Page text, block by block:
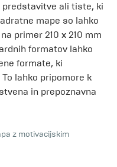
predstavitve ali tiste, ki
mape so lahko
primer 210 x 210 mm
formatov lahko
formate, ki
lahko pripomore k
in prepoznavna
z motivacijskim